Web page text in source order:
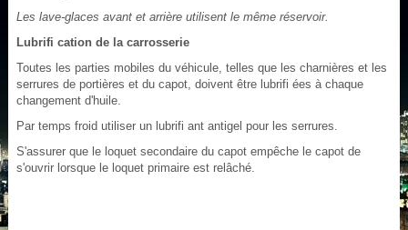
Les lave-glaces avant et arrière utilisent le même réservoir.
Lubrifi cation de la carrosserie
Toutes les parties mobiles du véhicule, telles que les charnières et les
serrures de portières et du capot, doivent être lubrifi ées à chaque
changement d'huile.
Par temps froid utiliser un lubrifi ant antigel pour les serrures.
S'assurer que le loquet secondaire du capot empêche le capot de
s'ouvrir lorsque le loquet primaire est relâché.